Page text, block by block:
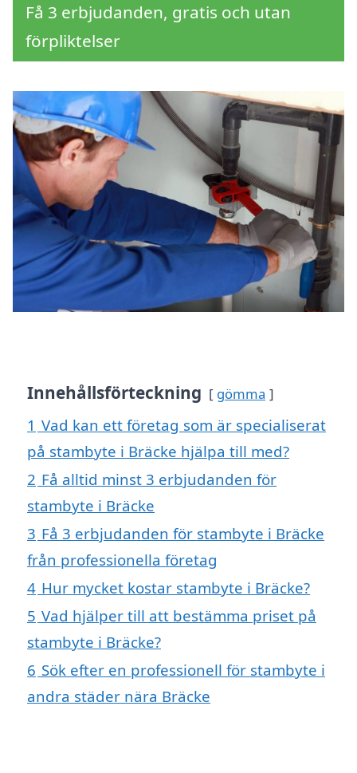
Få 3 erbjudanden, gratis och utan
förpliktelser
Innehållsförteckning gömma
1 Vad kan ett företag som är specialiserat
på stambyte i Bräcke hjälpa till med?
2 Få alltid minst 3 erbjudanden för
stambyte i Bräcke
3 Få 3 erbjudanden för stambyte i Bräcke
från professionella företag
4 Hur mycket kostar stambyte i Bräcke?
5 Vad hjälper till att bestämma priset på
stambyte i Bräcke?
6 Sök efter en professionell för stambyte i
andra städer nära Bräcke